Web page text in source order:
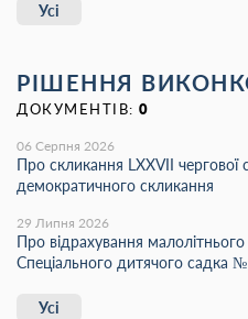
Усі
РІШЕННЯ
ДОКУМЕНТІВ: 0
06 Серпня 2026
Про скликання LХХVІІ чергової
демократичного скликання
29 Липня 2026
Про відрахування
Спеціального дитячого садка
Усі